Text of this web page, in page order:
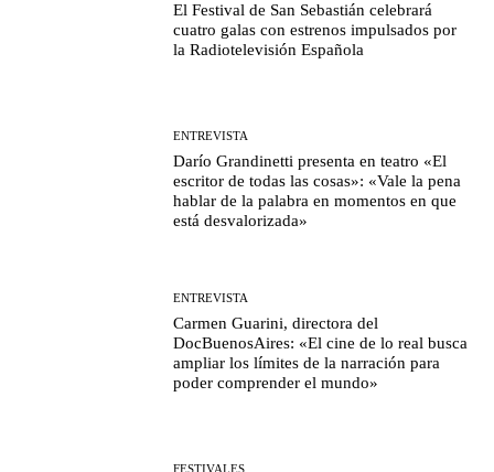
El Festival de San Sebastián celebrará
cuatro galas con estrenos impulsados por
la Radiotelevisión Española
ENTREVISTA
Darío Grandinetti presenta en teatro «El
escritor de todas las cosas»: «Vale la pena
hablar de la palabra en momentos en que
está desvalorizada»
ENTREVISTA
Carmen Guarini, directora del
DocBuenosAires: «El cine de lo real busca
ampliar los límites de la narración para
poder comprender el mundo»
FESTIVALES